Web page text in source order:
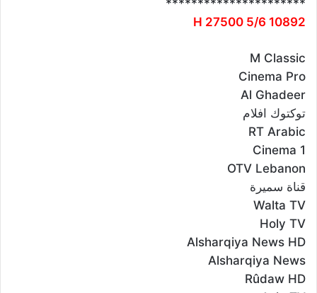
**********************
10892 H 27500 5/6
M Classic
Cinema Pro
Al Ghadeer
توكتوك افلام
RT Arabic
Cinema 1
OTV Lebanon
قناة سميرة
Walta TV
Holy TV
Alsharqiya News HD
Alsharqiya News
Rûdaw HD